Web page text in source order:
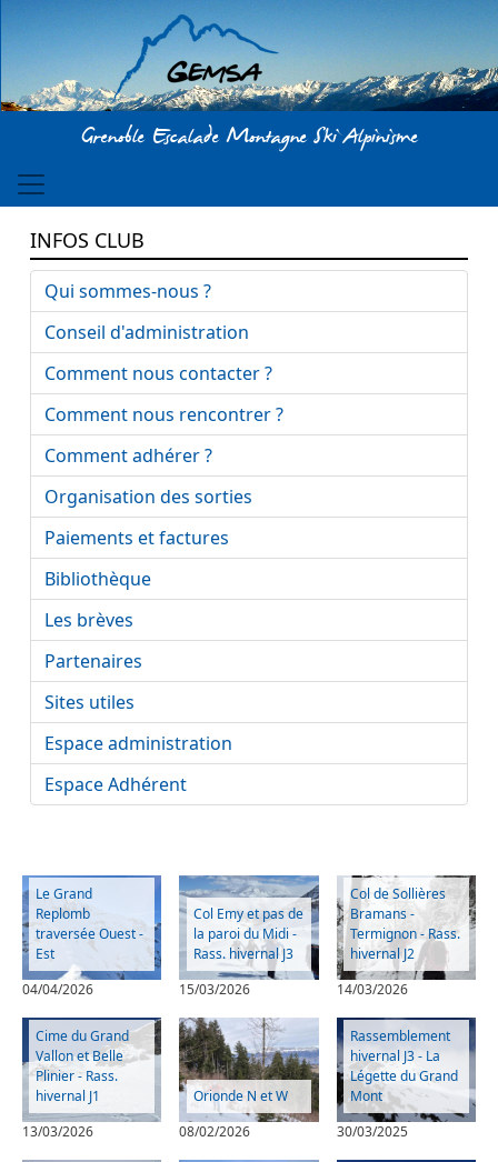
Aller au contenu principal
Grenoble Escalade Montagne Ski Alpinisme
Le Grand
Replomb
traversée Ouest -
Est
04/04/2026
Col Emy et pas de
la paroi du Midi -
Rass. hivernal J3
15/03/2026
Col de Sollières
Bramans -
Termignon - Rass.
hivernal J2
14/03/2026
Cime du Grand
Vallon et Belle
Plinier - Rass.
hivernal J1
13/03/2026
Orionde N et W
08/02/2026
Rassemblement
hivernal J3 - La
Légette du Grand
Mont
30/03/2025
INFOS CLUB
Qui sommes-nous ?
Conseil d'administration
Comment nous contacter ?
Comment nous rencontrer ?
Comment adhérer ?
Organisation des sorties
Paiements et factures
Bibliothèque
Les brèves
Partenaires
Sites utiles
Espace administration
Espace Adhérent